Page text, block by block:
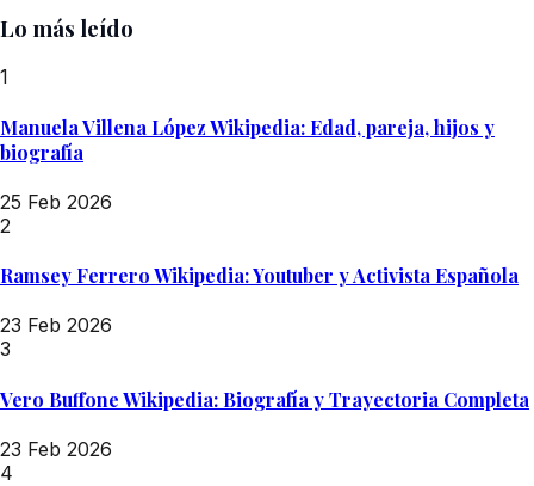
Lo más leído
1
Manuela Villena López Wikipedia: Edad, pareja, hijos y
biografía
25 Feb 2026
2
Ramsey Ferrero Wikipedia: Youtuber y Activista Española
23 Feb 2026
3
Vero Buffone Wikipedia: Biografía y Trayectoria Completa
23 Feb 2026
4